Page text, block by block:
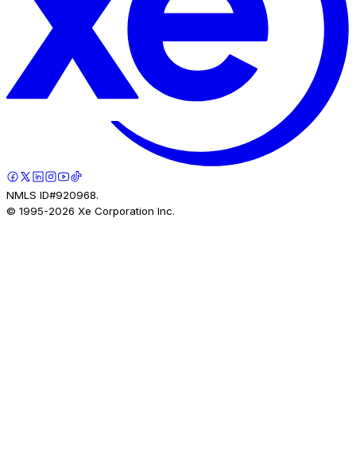
NMLS ID#920968.
© 1995-2026 Xe Corporation Inc.